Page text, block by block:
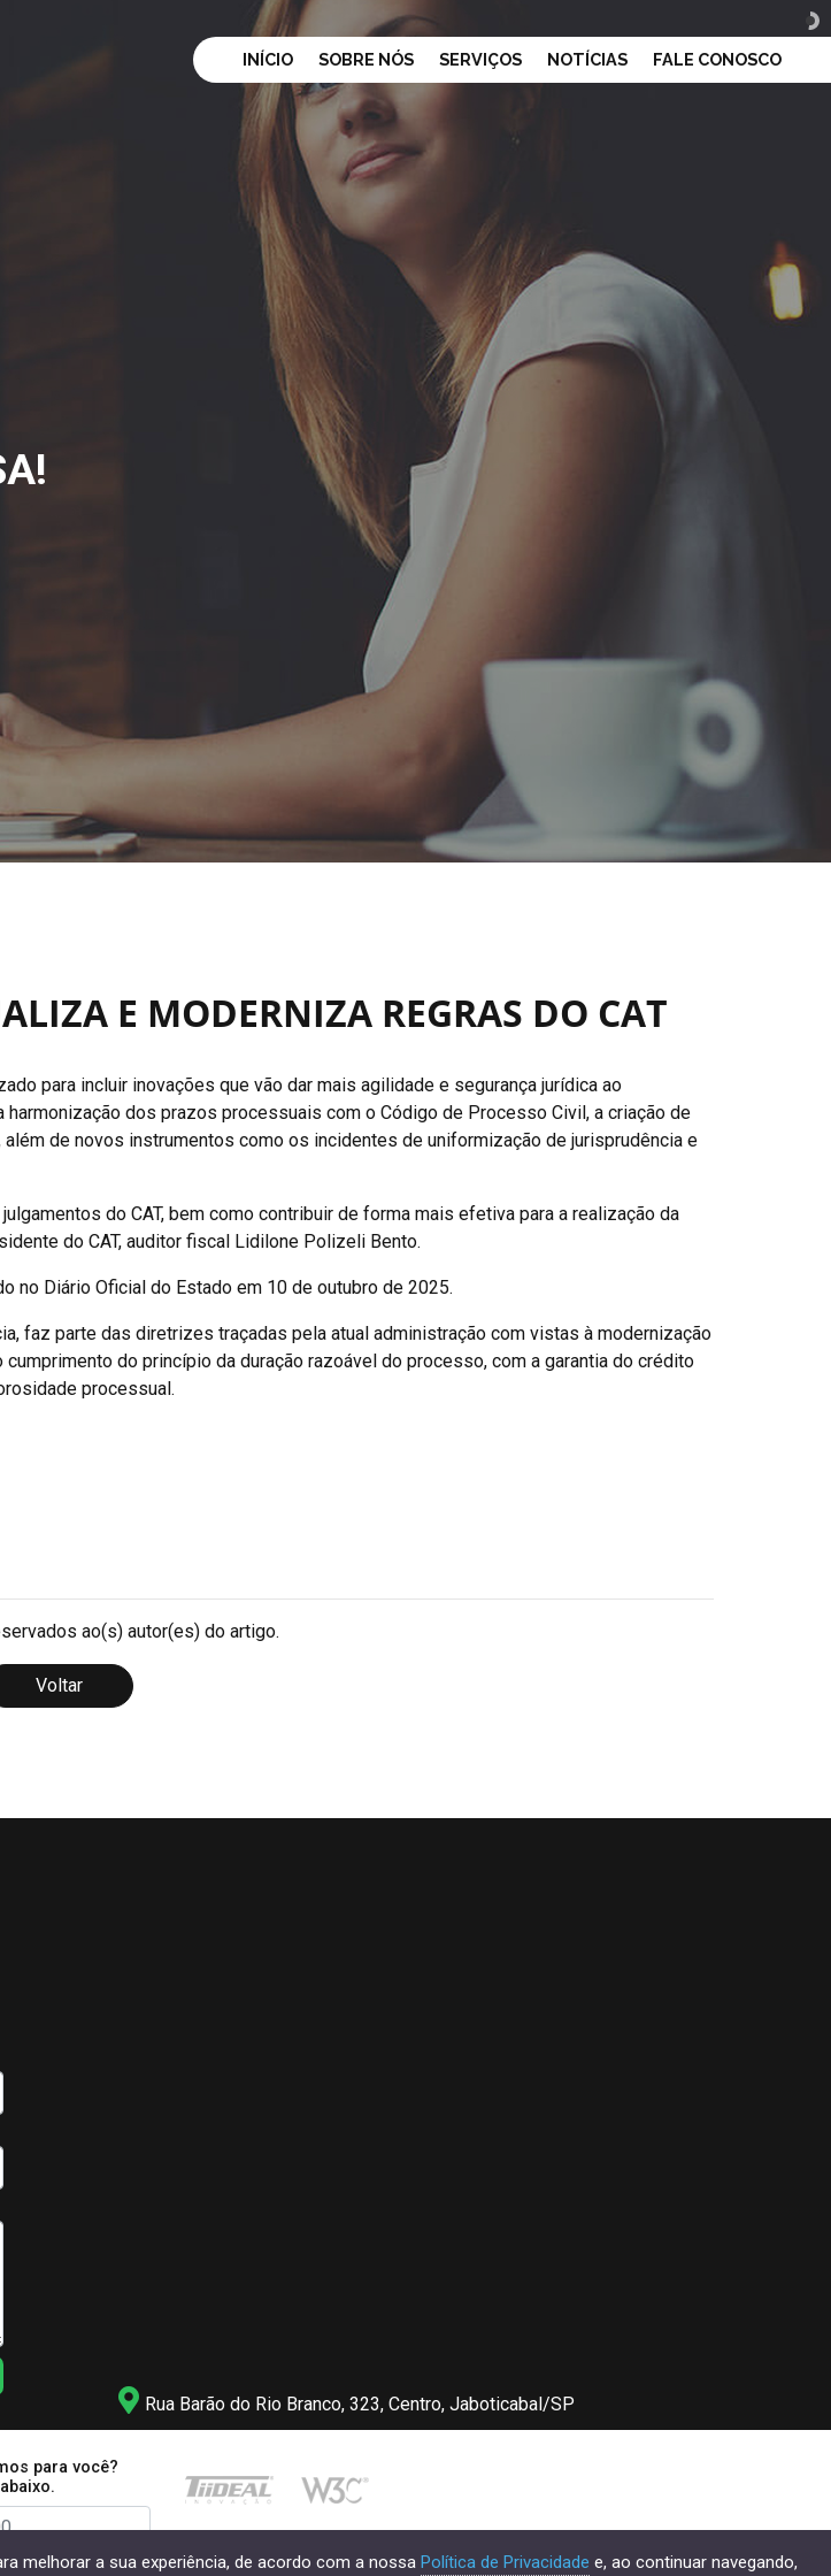
INÍCIO SOBRE NÓS SERVIÇOS NOTÍCIAS FALE CONOSCO
E MODERNIZA REGRAS DO CAT
para incluir inovações que vão dar mais agilidade e segurança jurídica ao
dos prazos processuais com o Código de Processo Civil, a criação de
de novos instrumentos como os incidentes de uniformização de jurisprudência e
do CAT, bem como contribuir de forma mais efetiva para a realização da
do CAT, auditor fiscal Lidilone Polizeli Bento.
no Diário Oficial do Estado em 10 de outubro de 2025.
faz parte das diretrizes traçadas pela atual administração com vistas à modernização
do princípio da duração razoável do processo, com a garantia do crédito
processual.
ao(s) autor(es) do artigo.
Voltar
Rua Barão do Rio Branco, 323, Centro, Jaboticabal/SP
para você?
melhorar a sua experiência, de acordo com a nossa Política de Privacidade e, ao continuar navegando,